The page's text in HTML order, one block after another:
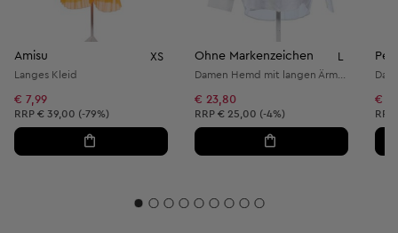
Amisu XS
Langes Kleid
€ 7,99
Unverbindliche Preisempfehlung:
RRP € 39,00 (-79%)
Ohne Markenzeichen L
€ 23,80
Unverbindliche Preisempfehlung:
RRP € 25,00 (-4%)
€
RRP